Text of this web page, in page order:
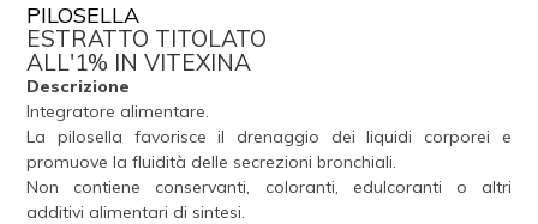
PILOSELLA
ESTRATTO TITOLATO
ALL'1% IN VITEXINA
Descrizione
Integratore alimentare.
La pilosella favorisce il drenaggio dei liquidi corporei e
promuove la fluidità delle secrezioni bronchiali.
Non contiene conservanti, coloranti, edulcoranti o altri
additivi alimentari di sintesi.